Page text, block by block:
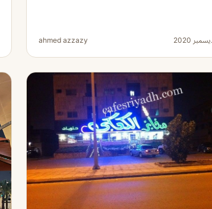
ahmed azzazy